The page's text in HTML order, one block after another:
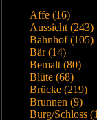
Affe (16)
Aussicht (243)
Bahnhof (105)
Bär (14)
Bemalt (80)
Blüte (68)
Brücke (219)
Brunnen (9)
Burg/Schloss